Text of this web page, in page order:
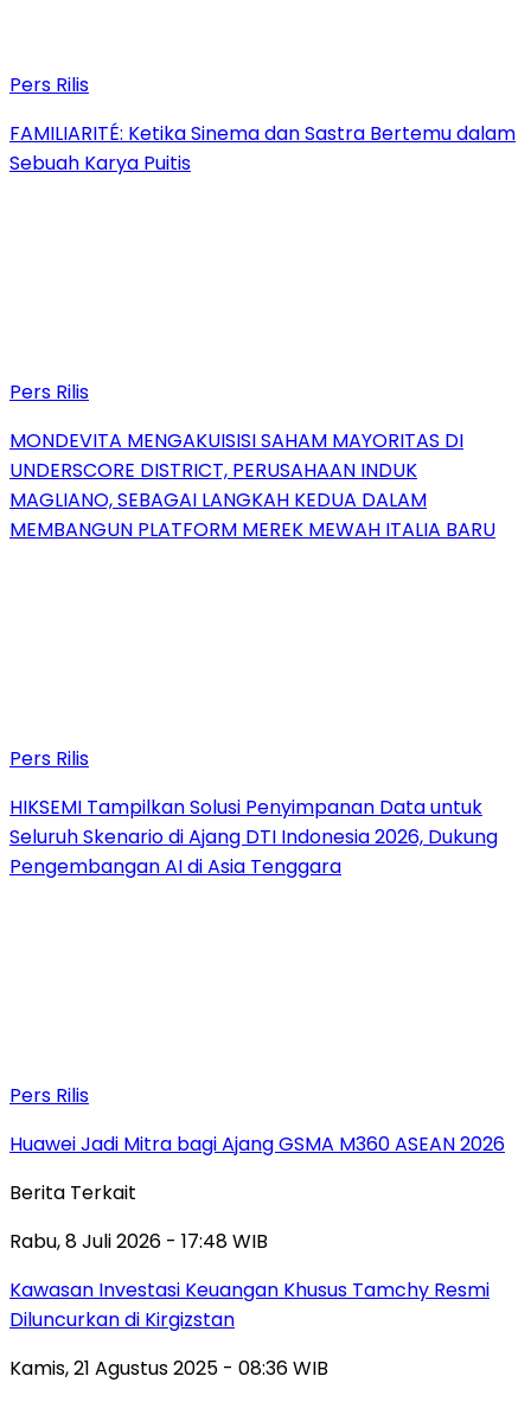
Pers Rilis
FAMILIARITÉ: Ketika Sinema dan Sastra Bertemu dalam
Sebuah Karya Puitis
Pers Rilis
MONDEVITA MENGAKUISISI SAHAM MAYORITAS DI
UNDERSCORE DISTRICT, PERUSAHAAN INDUK
MAGLIANO, SEBAGAI LANGKAH KEDUA DALAM
MEMBANGUN PLATFORM MEREK MEWAH ITALIA BARU
Pers Rilis
HIKSEMI Tampilkan Solusi Penyimpanan Data untuk
Seluruh Skenario di Ajang DTI Indonesia 2026, Dukung
Pengembangan AI di Asia Tenggara
Pers Rilis
Huawei Jadi Mitra bagi Ajang GSMA M360 ASEAN 2026
Berita Terkait
Rabu, 8 Juli 2026 - 17:48 WIB
Kawasan Investasi Keuangan Khusus Tamchy Resmi
Diluncurkan di Kirgizstan
Kamis, 21 Agustus 2025 - 08:36 WIB